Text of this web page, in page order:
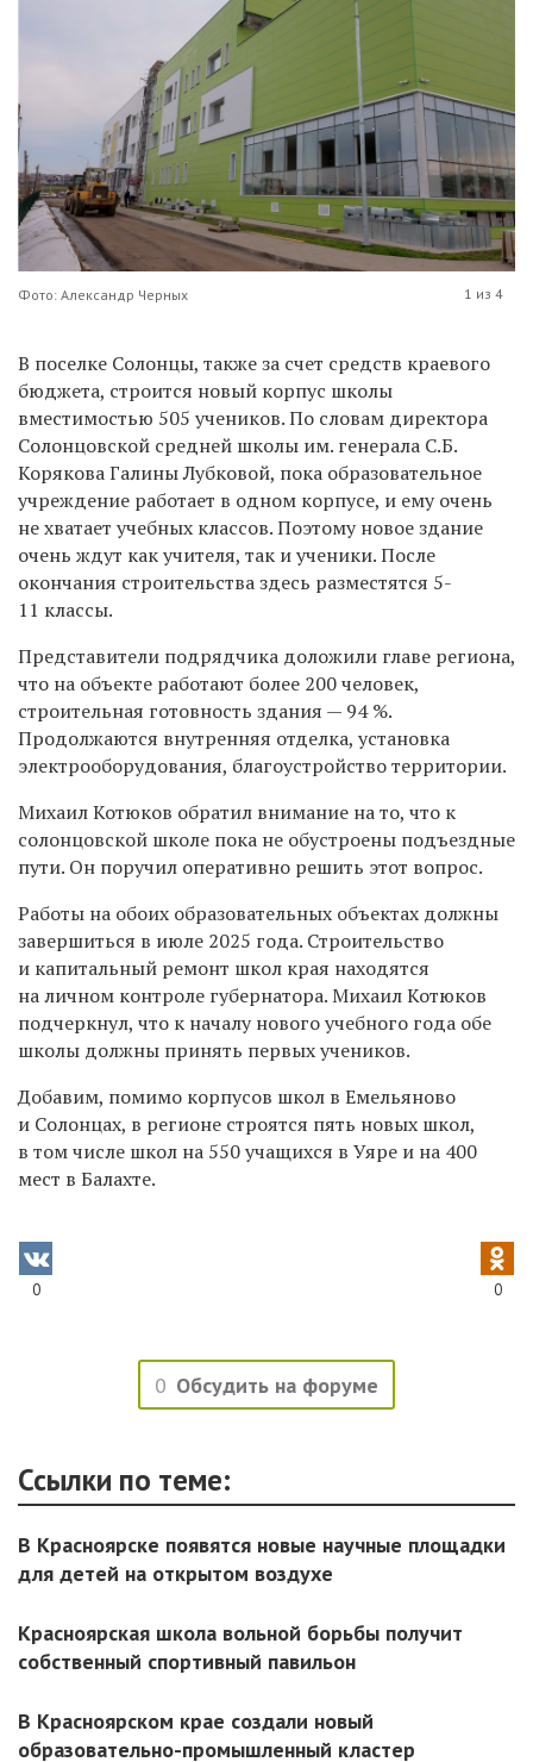
Фото: Александр Черных 1 из 4
В поселке Солонцы, также за счет средств краевого
бюджета, строится новый корпус школы
вместимостью 505 учеников. По словам директора
Солонцовской средней школы им. генерала С.Б.
Корякова Галины Лубковой, пока образовательное
учреждение работает в одном корпусе, и ему очень
не хватает учебных классов. Поэтому новое здание
очень ждут как учителя, так и ученики. После
окончания строительства здесь разместятся 5-
11 классы.
Представители подрядчика доложили главе региона,
что на объекте работают более 200 человек,
строительная готовность здания — 94 %.
Продолжаются внутренняя отделка, установка
электрооборудования, благоустройство территории.
Михаил Котюков обратил внимание на то, что к
солонцовской школе пока не обустроены подъездные
пути. Он поручил оперативно решить этот вопрос.
Работы на обоих образовательных объектах должны
завершиться в июле 2025 года. Строительство
и капитальный ремонт школ края находятся
на личном контроле губернатора. Михаил Котюков
подчеркнул, что к началу нового учебного года обе
школы должны принять первых учеников.
Добавим, помимо корпусов школ в Емельяново
и Солонцах, в регионе строятся пять новых школ,
в том числе школ на 550 учащихся в Уяре и на 400
мест в Балахте.
0 0
0 Обсудить на форуме
Ссылки по теме:
В Красноярске появятся новые научные площадки
для детей на открытом воздухе
Красноярская школа вольной борьбы получит
собственный спортивный павильон
В Красноярском крае создали новый
образовательно-промышленный кластер